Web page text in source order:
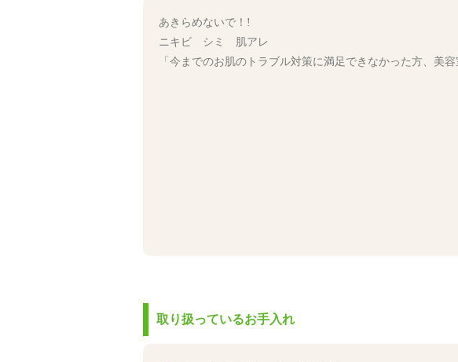
あきらめないで！!
ニキビ シミ 肌アレ
「今までのお肌のトラブル対策に満足できなかった方、美
取り扱っているお手入れ